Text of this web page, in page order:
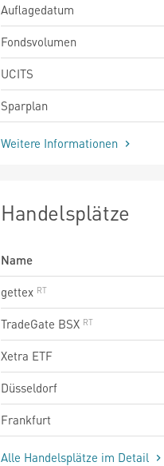
Auflagedatum
Fondsvolumen
UCITS
Sparplan
Weitere Informationen
Handelsplätze
Name
gettex
TradeGate BSX
Xetra ETF
Düsseldorf
Frankfurt
Alle Handelsplätze im Detail